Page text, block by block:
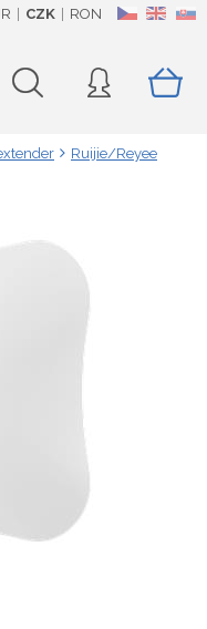
CZ EN SK
CZK RON
Ruijie/Reyee